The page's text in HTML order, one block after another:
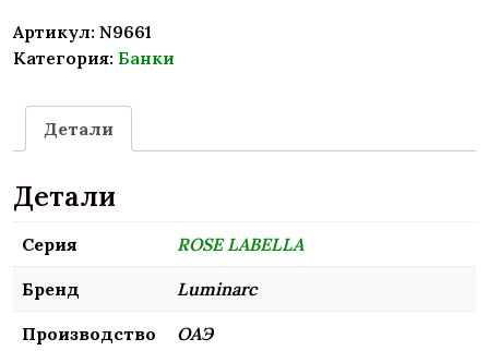
Артикул: N9661
Категория: Банки
Детали
Детали
Серия ROSE LABELLA
Бренд Luminarc
Производство ОАЭ